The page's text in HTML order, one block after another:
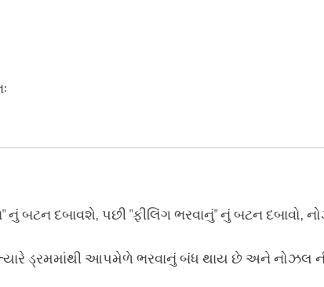
બટન દબાવશે, પછી "ફીલિંગ ભરવાનું" નું બટન દબાવો,
ડ્રમમાંથી આપમેળે ભરવાનું બંધ થાય છે અને નોઝલ